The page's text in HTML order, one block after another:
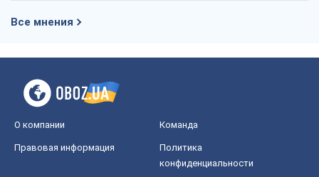
Все мнения
О компании Команда
Правовая информация
Политика
конфиденциальности